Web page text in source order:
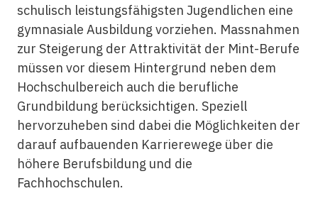
schulisch leistungsfähigsten Jugendlichen eine
gymnasiale Ausbildung vorziehen. Massnahmen
zur Steigerung der Attraktivität der Mint-Berufe
müssen vor diesem Hintergrund neben dem
Hochschulbereich auch die berufliche
Grundbildung berücksichtigen. Speziell
hervorzuheben sind dabei die Möglichkeiten der
darauf aufbauenden Karrierewege über die
höhere Berufsbildung und die
Fachhochschulen.